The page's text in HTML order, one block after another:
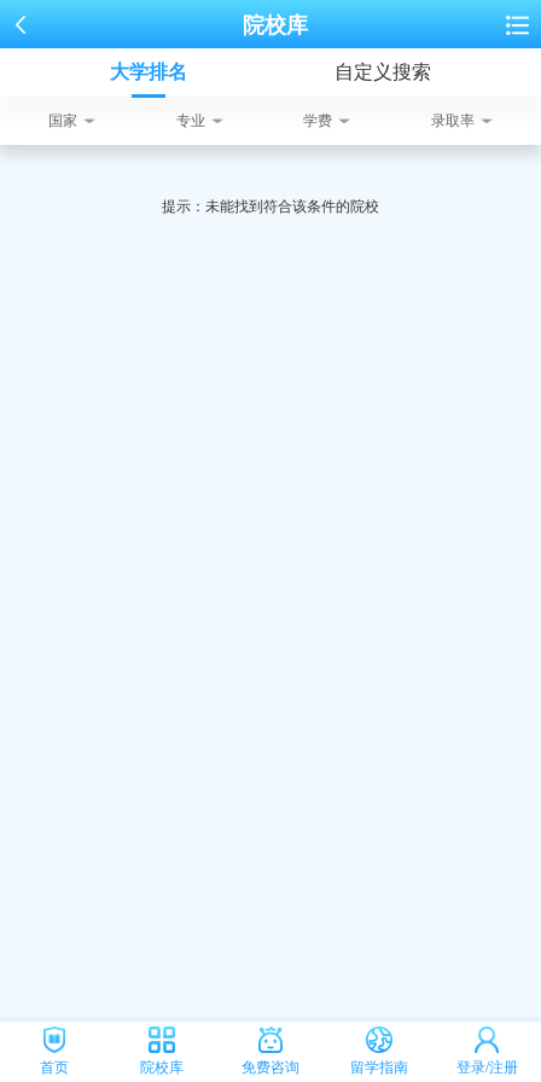
院校库
大学排名 自定义搜索
国家 专业 学费 录取率
提示：未能找到符合该条件的院校
首页 院校库 免费咨询 留学指南 登录/注册